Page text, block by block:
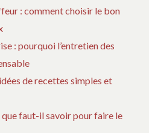
: comment choisir le bon
: pourquoi l’entretien des
de recettes simples et
faut-il savoir pour faire le